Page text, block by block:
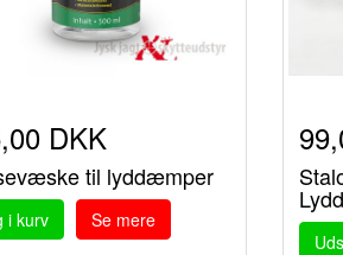
DKK
til lyddæmper
i kurv Se mere